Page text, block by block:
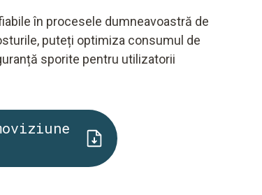
în procesele dumneavoastră de
puteți optimiza consumul de
sporite pentru utilizatorii